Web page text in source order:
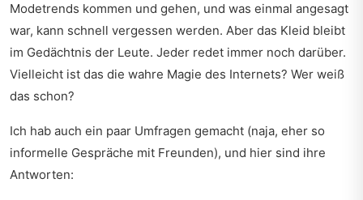
Modetrends kommen und gehen, und was einmal angesagt
war, kann schnell vergessen werden. Aber das Kleid bleibt
im Gedächtnis der Leute. Jeder redet immer noch darüber.
Vielleicht ist das die wahre Magie des Internets? Wer weiß
das schon?
Ich hab auch ein paar Umfragen gemacht (naja, eher so
informelle Gespräche mit Freunden), und hier sind ihre
Antworten: